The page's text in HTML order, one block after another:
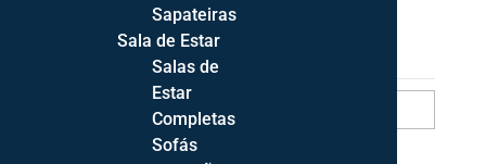
Sapateiras
Sala de Estar
Salas de
Estar
Completas
Sofás